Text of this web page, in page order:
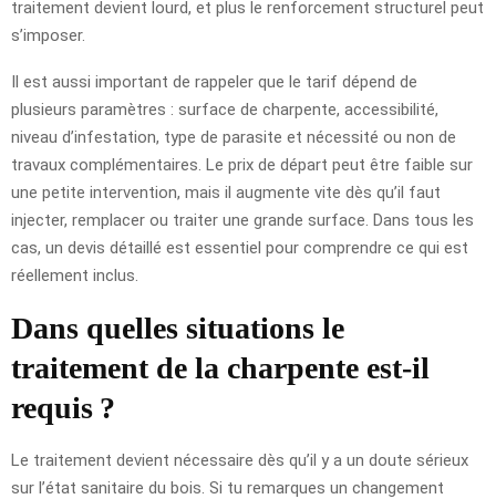
traitement devient lourd, et plus le renforcement structurel peut
s’imposer.
Il est aussi important de rappeler que le tarif dépend de
plusieurs paramètres : surface de charpente, accessibilité,
niveau d’infestation, type de parasite et nécessité ou non de
travaux complémentaires. Le prix de départ peut être faible sur
une petite intervention, mais il augmente vite dès qu’il faut
injecter, remplacer ou traiter une grande surface. Dans tous les
cas, un devis détaillé est essentiel pour comprendre ce qui est
réellement inclus.
Dans quelles situations le
traitement de la charpente est-il
requis ?
Le traitement devient nécessaire dès qu’il y a un doute sérieux
sur l’état sanitaire du bois. Si tu remarques un changement